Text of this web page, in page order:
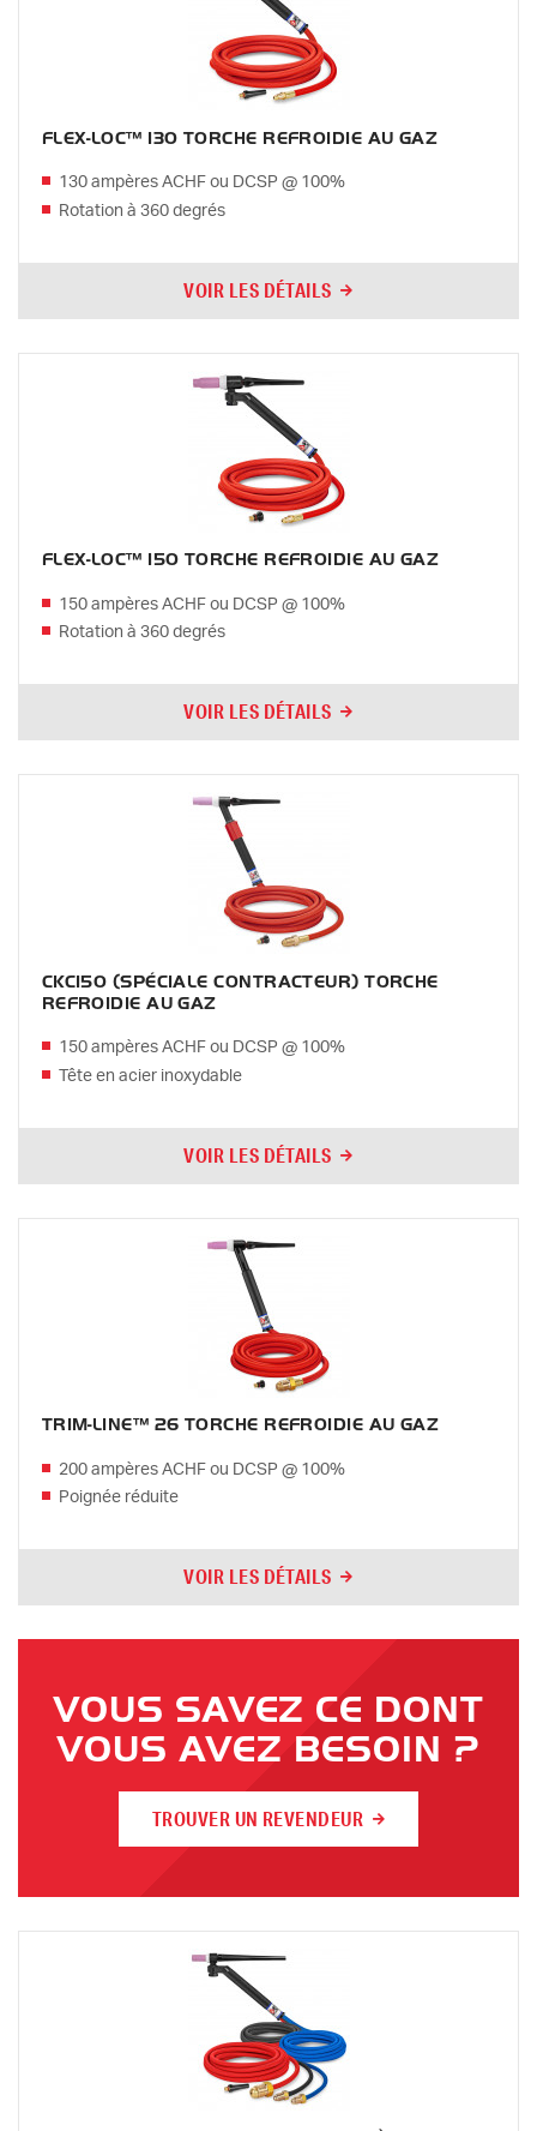
FLEX-LOC™ 130 TORCHE REFROIDIE AU GAZ
130 ampères ACHF ou DCSP @ 100%
Rotation à 360 degrés
VOIR LES DÉTAILS
FLEX-LOC™ 150 TORCHE REFROIDIE AU GAZ
150 ampères ACHF ou DCSP @ 100%
Rotation à 360 degrés
VOIR LES DÉTAILS
CKC150 (SPÉCIALE CONTRACTEUR) TORCHE
REFROIDIE AU GAZ
150 ampères ACHF ou DCSP @ 100%
Tête en acier inoxydable
VOIR LES DÉTAILS
TRIM-LINE™ 26 TORCHE REFROIDIE AU GAZ
200 ampères ACHF ou DCSP @ 100%
Poignée réduite
VOIR LES DÉTAILS
VOUS SAVEZ CE DONT
VOUS AVEZ BESOIN ?
TROUVER UN REVENDEUR